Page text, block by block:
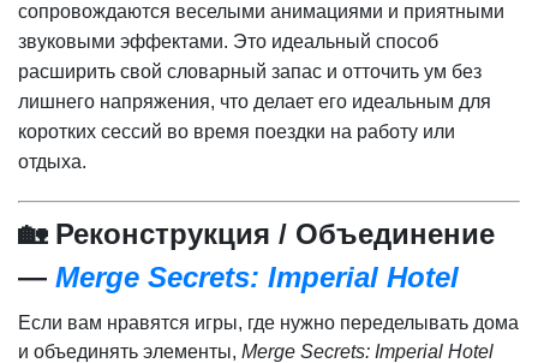
сопровождаются веселыми анимациями и приятными
звуковыми эффектами. Это идеальный способ
расширить свой словарный запас и отточить ум без
лишнего напряжения, что делает его идеальным для
коротких сессий во время поездки на работу или
отдыха.
🏡 Реконструкция / Объединение
— Merge Secrets: Imperial Hotel
Если вам нравятся игры, где нужно переделывать дома
и объединять элементы, Merge Secrets: Imperial Hotel